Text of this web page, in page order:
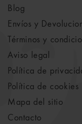
Blog
Envíos y
Términos y
Aviso legal
Política de
Política de cookies
Mapa del sitio
Contacto